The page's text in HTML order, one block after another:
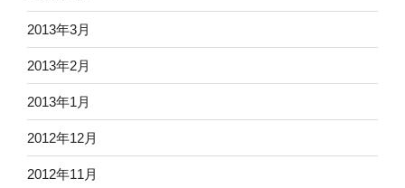
2013年3月
2013年2月
2013年1月
2012年12月
2012年11月